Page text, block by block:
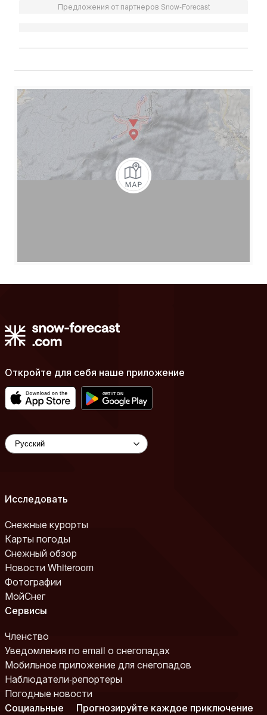
Предложения от партнеров Snow-Forecast
Откройте для себя наше приложение
Исследовать
Снежные курорты
Карты погоды
Снежный обзор
Новости Whiteroom
Фотографии
МойСнег
Сервисы
Членство
Уведомления по email о снегопадах
Мобильное приложение для снегопадов
Наблюдатели-репортеры
Погодные новости
Социальные
Прогнозируйте каждое приключение